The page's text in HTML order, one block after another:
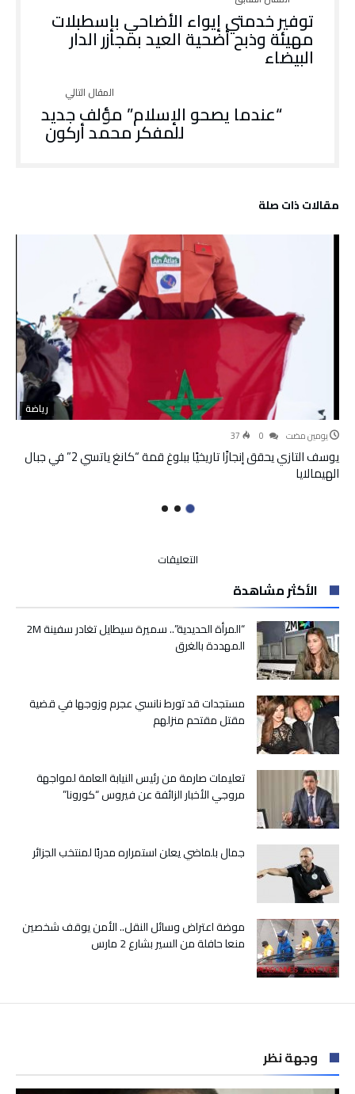
توفير خدمتي إيواء الأضاحي بإسطبلات
مهيئة وذبح أضحية العيد بمجازر الدار
البيضاء
“عندما يصحو الإسلام” مؤلف جديد
للمفكر محمد أركون
‫مقالات ذات صلة‬
رياضة
‫‫‫‏‫يومين مضت‬ 37
يوسف التازي يحقق إنجازًا تاريخيًا ببلوغ قمة “كانغ ياتسي 2” في جبال
الهيمالايا
التعليقات
و257
حالة
شفاء
ساعة
الماضية
الأكثر مشاهدة
“المرأة الحديدية”.. سميرة سيطايل تغادر سفينة 2M
المهددة بالغرق
مستجدات قد تورط نانسي عجرم وزوجها في قضية
مقتل مقتحم منزلهم
تعليمات صارمة من رئيس النيابة العامة لمواجهة
مروجي الأخبار الزائفة عن فيروس “كورونا”
جمال بلماضي يعلن استمراره مدربًا لمنتخب الجزائر
موضة اعتراض وسائل النقل.. الأمن يوقف شخصين
منعا حافلة من السير بشارع 2 مارس
وجهة نظر